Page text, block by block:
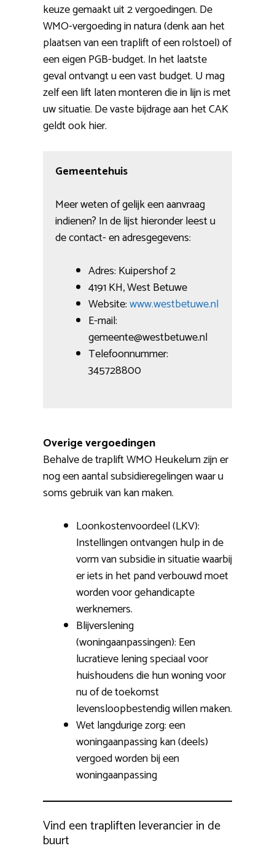
keuze gemaakt uit 2 vergoedingen. De
WMO-vergoeding in natura (denk aan het
plaatsen van een traplift of een rolstoel) of
een eigen PGB-budget. In het laatste
geval ontvangt u een vast budget. U mag
zelf een lift laten monteren die in lijn is met
uw situatie. De vaste bijdrage aan het CAK
geldt ook hier.
Gemeentehuis
Meer weten of gelijk een aanvraag
indienen? In de lijst hieronder leest u
de contact- en adresgegevens:
Adres: Kuipershof 2
4191 KH, West Betuwe
Website:www.westbetuwe.nl
E-mail:
gemeente@westbetuwe.nl
Telefoonnummer:
345728800
Overige vergoedingen
Behalve de traplift WMO Heukelum zijn er
nog een aantal subsidieregelingen waar u
soms gebruik van kan maken.
Loonkostenvoordeel (LKV):
Instellingen ontvangen hulp in de
vorm van subsidie in situatie waarbij
er iets in het pand verbouwd moet
worden voor gehandicapte
werknemers.
Blijverslening
(woningaanpassingen): Een
lucratieve lening speciaal voor
huishoudens die hun woning voor
nu of de toekomst
levensloopbestendig willen maken.
Wet langdurige zorg: een
woningaanpassing kan (deels)
vergoed worden bij een
woningaanpassing
Vind een trapliften leverancier in de
buurt